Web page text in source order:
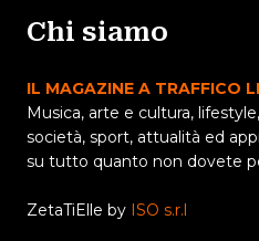
Chi siamo
IL MAGAZINE A TRAFFICO
Musica, arte e cultura,
società, sport, attualità ed
su tutto quanto non dovete
ZetaTiElle by ISO s.r.l